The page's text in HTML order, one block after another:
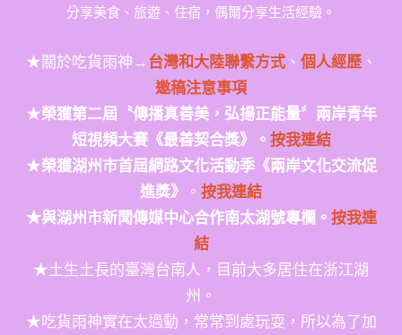
分享美食、旅遊、住宿，偶爾分享生活經驗。
★關於吃貨雨神→台灣和大陸聯繫方式、 個人經歷、
邀稿注意事項
★榮獲第二屆〝傳播真善美，弘揚正能量〞兩岸青年
短視頻大賽《最善契合獎》。 按我連結
★榮獲湖州市首屆網路文化活動季《兩岸文化交流促
進獎》
。 按我連結
★與湖州市新聞傳媒中心合作南太湖號專欄。 按我連
結
★土生土長的臺灣台南人，目前大多居住在浙江湖
州。
★吃貨雨神實在太過動，常常到處玩耍，所以為了加